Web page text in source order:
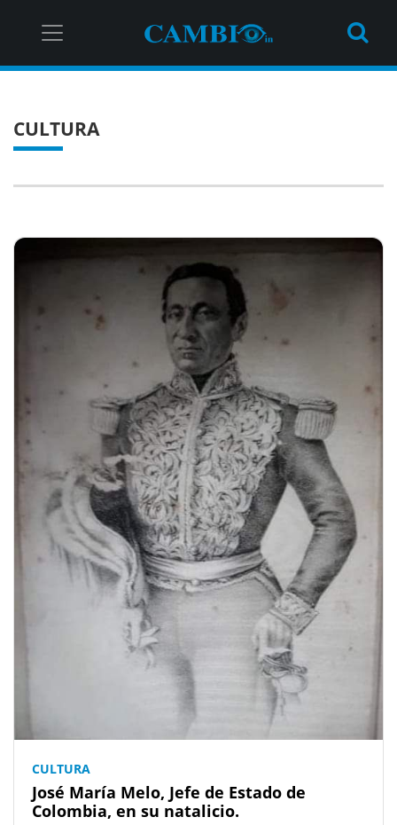
CULTURA
CULTURA
José María Melo, Jefe de Estado de
Colombia, en su natalicio.